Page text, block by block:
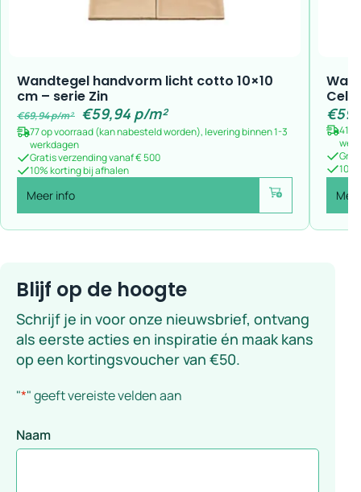
Wandtegel handvorm licht cotto 10×10
cm – serie Zin
€69,94p/m² €59,94 p/m²
77 op voorraad (kan nabesteld worden), levering binnen 1-3
werkdagen
Gratis verzending vanaf € 500
10% korting bij afhalen
Meer info Voeg toe
€
41
Blijf op de hoogte
Schrijf je in voor onze nieuwsbrief, ontvang
als eerste acties en inspiratie én maak kans
op een kortingsvoucher van €50.
"*" geeft vereiste velden aan
Naam